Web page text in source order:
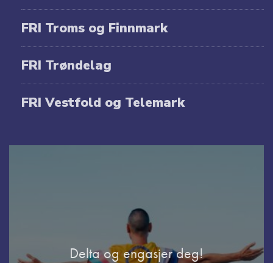
FRI Troms og Finnmark
FRI Trøndelag
FRI Vestfold og Telemark
Delta og engasjer deg!